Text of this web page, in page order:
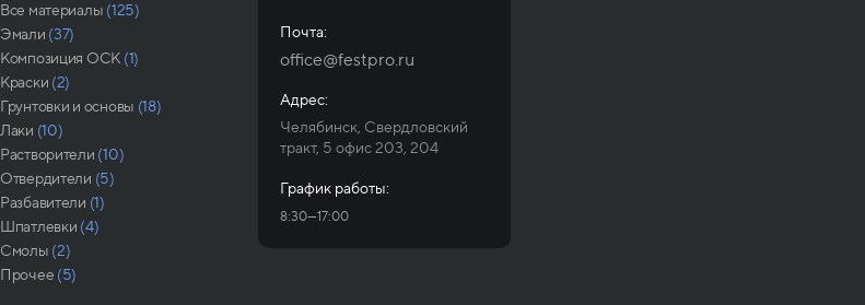
Все материалы (125)
Эмали (37)
Композиция ОСК (1)
Краски (2)
Грунтовки и основы (18)
Лаки (10)
Растворители (10)
Отвердители (5)
Разбавители (1)
Шпатлевки (4)
Смолы (2)
Прочее (5)
Почта:
office@festpro.ru
Адрес:
Челябинск, Свердловский
тракт, 5 офис 203, 204
График работы:
8:30—17:00